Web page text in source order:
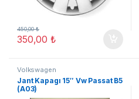
350,00₺
450,00₺
Volkswagen
Jant Kapagı 15″ Vw Passat B5
(A03)